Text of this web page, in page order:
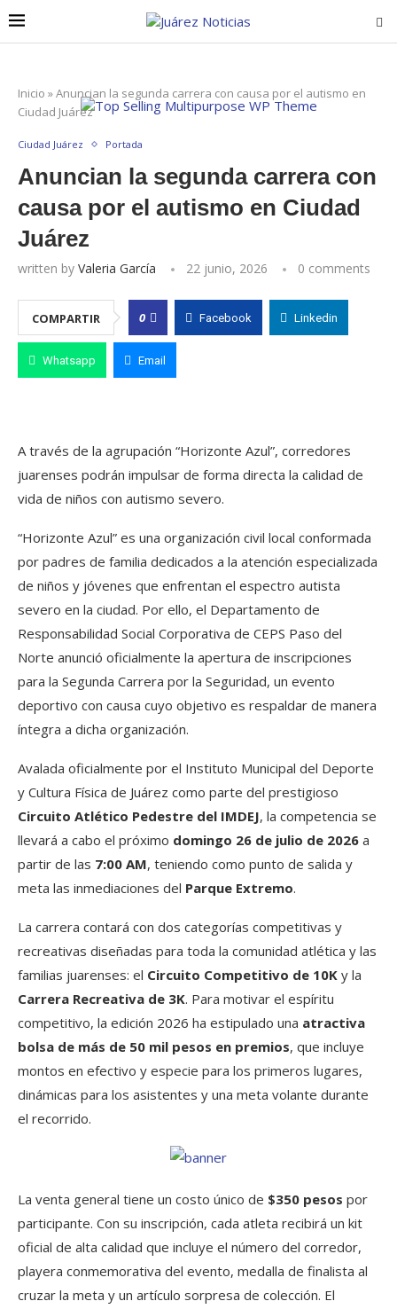
Inicio »Anuncian la segunda carrera con causa por el autismo en
Ciudad Juárez
Ciudad Juárez Portada
Anuncian la segunda carrera con
causa por el autismo en Ciudad
Juárez
written by Valeria García 22 junio, 2026 0 comments
COMPARTIR 0 Facebook Linkedin
Whatsapp Email
A través de la agrupación “Horizonte Azul”, corredores
juarenses podrán impulsar de forma directa la calidad de
vida de niños con autismo severo.
“Horizonte Azul” es una organización civil local conformada
por padres de familia dedicados a la atención especializada
de niños y jóvenes que enfrentan el espectro autista
severo en la ciudad. Por ello, el Departamento de
Responsabilidad Social Corporativa de CEPS Paso del
Norte anunció oficialmente la apertura de inscripciones
para la Segunda Carrera por la Seguridad, un evento
deportivo con causa cuyo objetivo es respaldar de manera
íntegra a dicha organización.
Avalada oficialmente por el Instituto Municipal del Deporte
y Cultura Física de Juárez como parte del prestigioso
Circuito Atlético Pedestre del IMDEJ, la competencia se
llevará a cabo el próximo domingo 26 de julio de 2026 a
partir de las 7:00 AM, teniendo como punto de salida y
meta las inmediaciones del Parque Extremo.
La carrera contará con dos categorías competitivas y
recreativas diseñadas para toda la comunidad atlética y las
familias juarenses: el Circuito Competitivo de 10K y la
Carrera Recreativa de 3K. Para motivar el espíritu
competitivo, la edición 2026 ha estipulado una atractiva
bolsa de más de 50 mil pesos en premios, que incluye
montos en efectivo y especie para los primeros lugares,
dinámicas para los asistentes y una meta volante durante
el recorrido.
La venta general tiene un costo único de $350 pesos por
participante. Con su inscripción, cada atleta recibirá un kit
oficial de alta calidad que incluye el número del corredor,
playera conmemorativa del evento, medalla de finalista al
cruzar la meta y un artículo sorpresa de colección. El